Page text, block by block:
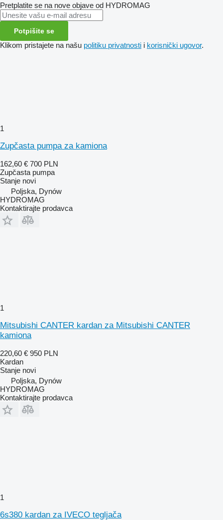
Pretplatite se na nove objave od HYDROMAG
Potpišite se
Klikom pristajete na našu politiku privatnosti i korisnički ugovor.
1
Zupčasta pumpa za kamiona
162,60 € 700 PLN
Zupčasta pumpa
Stanje novi
Poljska, Dynów
HYDROMAG
Kontaktirajte prodavca
1
Mitsubishi CANTER kardan za Mitsubishi CANTER
kamiona
220,60 € 950 PLN
Kardan
Stanje novi
Poljska, Dynów
HYDROMAG
Kontaktirajte prodavca
1
6s380 kardan za IVECO tegljača